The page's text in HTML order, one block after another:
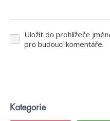
Uložit do prohlížeče
pro budoucí komentáře.
Kategorie